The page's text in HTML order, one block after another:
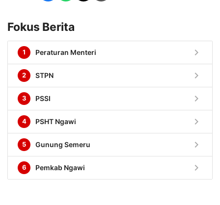
Fokus Berita
1 Peraturan Menteri chevron_right
2 STPN chevron_right
3 PSSI chevron_right
4 PSHT Ngawi chevron_right
5 Gunung Semeru chevron_right
6 Pemkab Ngawi chevron_right